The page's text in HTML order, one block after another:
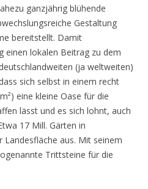
ganzjährig blühende
Gestaltung
bereitstellt. Damit
einen lokalen Beitrag zu dem
(ja weltweiten)
sich selbst in einem recht
eine kleine Oase für die
lässt und es sich lohnt, auch
17 Mill. Gärten in
Landesfläche aus. Mit seinem
Trittsteine für die